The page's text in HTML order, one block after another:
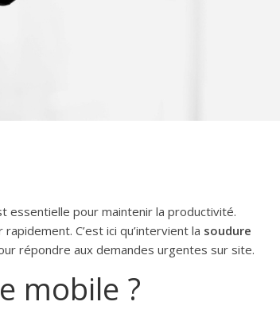
essentielle pour maintenir la productivité.
C’est ici qu’intervient la soudure
répondre aux demandes urgentes sur site.
mobile ?